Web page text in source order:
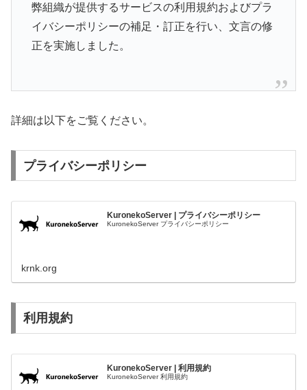
弊組織が提供するサービスの利用規約およびプラ
イバシーポリシーの補足・訂正を行い、文言の修
正を実施しました。
詳細は以下をご覧ください。
プライバシーポリシー
KuronekoServer | プライバシーポリシー
KuronekoServer プライバシーポリシー
krnk.org
利用規約
KuronekoServer | 利用規約
KuronekoServer 利用規約